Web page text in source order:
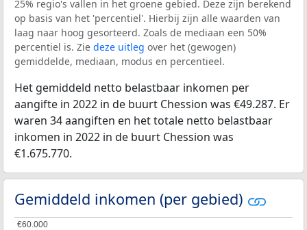
25% regio's vallen in het groene gebied. Deze zijn berekend
op basis van het 'percentiel'. Hierbij zijn alle waarden van
laag naar hoog gesorteerd. Zoals de mediaan een 50%
percentiel is. Zie deze uitleg over het (gewogen)
gemiddelde, mediaan, modus en percentieel.
Het gemiddeld netto belastbaar inkomen per
aangifte in 2022 in de buurt Chession was €49.287. Er
waren 34 aangiften en het totale netto belastbaar
inkomen in 2022 in de buurt Chession was
€1.675.770.
Gemiddeld inkomen (per gebied)
€60.000
€60.000